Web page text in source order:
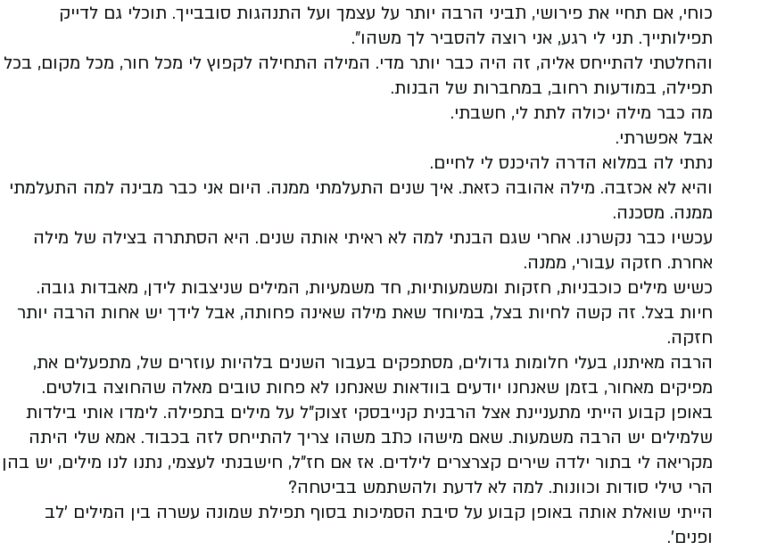
כוחי, אם תחיי את פירושי, תביני הרבה יותר על עצמך ועל התנהגות סובבייך. תוכלי גם לדייק
תפילותייך. תני לי רגע, אני רוצה להסביר לך משהו".
והחלטתי להתייחס אליה, זה היה כבר יותר מדי. המילה התחילה לקפוץ לי מכל חור, מכל מקום, בכל
תפילה, במודעות רחוב, במחברות של הבנות.
מה כבר מילה יכולה לתת לי, חשבתי.
אבל אפשרתי.
נתתי לה במלוא הדרה להיכנס לי לחיים.
והיא לא אכזבה. מילה אהובה כזאת. איך שנים התעלמתי ממנה. היום אני כבר מבינה למה התעלמתי
ממנה. מסכנה.
עכשיו כבר נקשרנו. אחרי שגם הבנתי למה לא ראיתי אותה שנים. היא הסתתרה בצילה של מילה
אחרת. חזקה עבורי, ממנה.
כשיש מילים כוכבניות, חזקות ומשמעותיות, חד משמעיות, המילים שניצבות לידן, מאבדות גובה.
חיות בצל. זה קשה לחיות בצל, במיוחד שאת מילה שאינה פחותה, אבל לידך יש אחות הרבה יותר
חזקה.
הרבה מאיתנו, בעלי חלומות גדולים, מסתפקים בעבור השנים בלהיות עוזרים של, מתפעלים את,
מפיקים מאחור, בזמן שאנחנו יודעים בוודאות שאנחנו לא פחות טובים מאלה שהחוצה בולטים.
באופן קבוע הייתי מתעניינת אצל הרבנית קנייבסקי זצוק"ל על מילים בתפילה. לימדו אותי בילדות
שלמילים יש הרבה משמעות. שאם מישהו כתב משהו צריך להתייחס לזה בכבוד. אמא שלי היתה
מקריאה לי בתור ילדה שירים קצרצרים לילדים. אז אם חז"ל, חישבנתי לעצמי, נתנו לנו מילים, יש בהן
הרי טילי סודות וכוונות. למה לא לדעת ולהשתמש בביטחה?
הייתי שואלת אותה באופן קבוע על סיבת הסמיכות בסוף תפילת שמונה עשרה בין המילים 'לב
ופנים'.